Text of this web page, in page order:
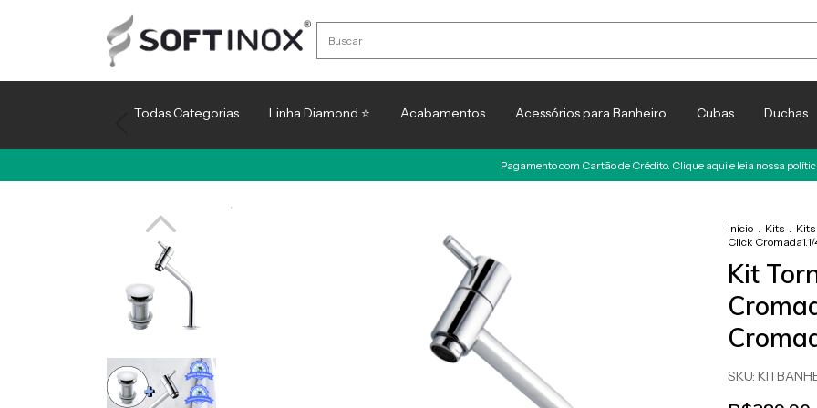
Todas Categorias Linha Diamond ⭐ Acabamentos Acessórios para Banheiro Cubas Duchas
Pagamento com Cartão de Crédito. Clique aqui e leia nossa política Antifraude
Início . Kits .
Click Cromada1.1/
Kit
SKU: